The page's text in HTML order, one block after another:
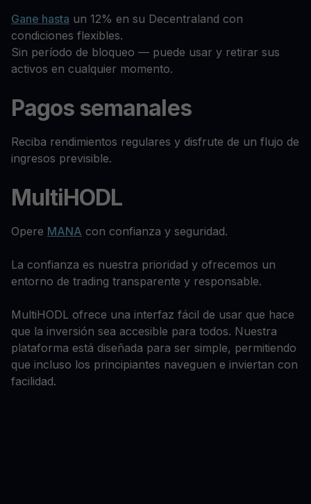
Gane hasta un 12% en su Decentraland con
condiciones flexibles.
Sin período de bloqueo — puede usar y retirar sus
activos en cualquier momento.
Pagos semanales
Reciba rendimientos regulares y disfrute de un flujo de
ingresos previsible.
MultiHODL
Opere MANA con confianza y seguridad.
La confianza es nuestra prioridad y ofrecemos un
entorno de trading transparente y responsable.
MultiHODL ofrece una interfaz fácil de usar que hace
que la inversión sea accesible para todos. Nuestra
plataforma está diseñada para ser simple, permitiendo
que incluso los principiantes naveguen e inviertan con
facilidad.